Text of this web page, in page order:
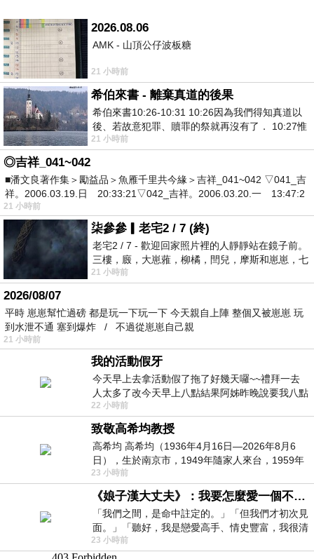
2026.08.06
AMK - 山頂公仔波板糖
21 小時前
希伯來書 - 離棄真道的後果
希伯來書10:26-10:31 10:26因為我們得知真道以
後、若故意犯罪、贖罪的祭就再沒有了． 10:27惟
有戰懼等候審判和那燒滅眾敵人的烈火
21 小時前
◎吉祥_041~042
■潘文良著作集＞勵益品＞魚雁千里共今緣＞吉祥_041~042 ▽041_吉
祥。2006.03.19.日 20:33:21▽042_吉祥。2006.03.20.一 13:47:2
21 小時前
柒參參▎老宅2 / 7 (終)
老宅2 / 7 - 歡迎回家照片裡的人靜靜站在鏡子前。
三樓，廄，大崽蕥，柳橘，閆兒，摩斯和崽崽，七
個人整整齊齊地站在鏡框之外，如同
21 小時前
2026/08/07
平時 崽崽幫忙過磅 都是玩一下玩一下 今天親自上陣 整個又被崽崽 玩
到水泄不通 塞到爆炸 / 不過從崽崽自己親
21 小時前
我的活動假牙
今天早上去拿活動假了拖了好幾天囉~~禮拜一去
人太多了改今天早上八點結果阿姊昨晚說要我八點
去西螺農會~回到莿桐都8點半多了
22 小時前
致敬高希均教授
高希均 高希均（1936年4月16日—2026年8月6
日），生於南京市，1949年隨家人來台，1959年
赴美深造並取得經濟發展博士學位。曾任
23 小時前
《娘子漢大丈夫》：我要怎麼愛一個不存在的人？
「我們之間，是命中註定的。」「但我們才初次見
面。」「聽好，我是戀愛高手、情史豐富，我很清
楚這種感覺，你我之間的那種感覺，現
23 小時前